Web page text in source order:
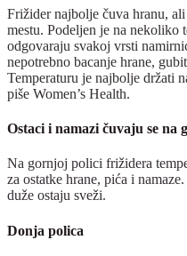
Frižider najbolje čuva hranu,
mestu. Podeljen je na nekoliko
odgovaraju svakoj vrsti
nepotrebno bacanje hrane,
Temperaturu je najbolje držati
piše Women’s Health.
Ostaci i namazi čuvaju se na
Na gornjoj polici frižidera
za ostatke hrane, pića i
duže ostaju sveži.
Donja polica